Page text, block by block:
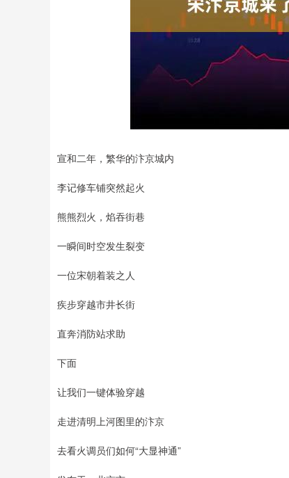
宣和二年，繁华的汴京城内
李记修车铺突然起火
熊熊烈火，焰吞街巷
一瞬间时空发生裂变
一位宋朝着装之人
疾步穿越市井长街
直奔消防站求助
下面
让我们一键体验穿越
走进清明上河图里的汴京
去看火调员们如何“大显神通”